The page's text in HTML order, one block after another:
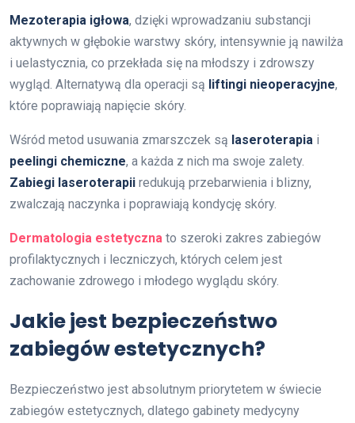
Mezoterapia igłowa, dzięki wprowadzaniu substancji
aktywnych w głębokie warstwy skóry, intensywnie ją nawilża
i uelastycznia, co przekłada się na młodszy i zdrowszy
wygląd. Alternatywą dla operacji są liftingi nieoperacyjne,
które poprawiają napięcie skóry.
Wśród metod usuwania zmarszczek są laseroterapia i
peelingi chemiczne, a każda z nich ma swoje zalety.
Zabiegi laseroterapii redukują przebarwienia i blizny,
zwalczają naczynka i poprawiają kondycję skóry.
Dermatologia estetyczna to szeroki zakres zabiegów
profilaktycznych i leczniczych, których celem jest
zachowanie zdrowego i młodego wyglądu skóry.
Jakie jest bezpieczeństwo
zabiegów estetycznych?
Bezpieczeństwo jest absolutnym priorytetem w świecie
zabiegów estetycznych, dlatego gabinety medycyny